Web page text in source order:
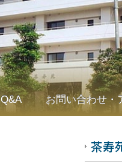
Q&A お問い合わせ・
茶寿